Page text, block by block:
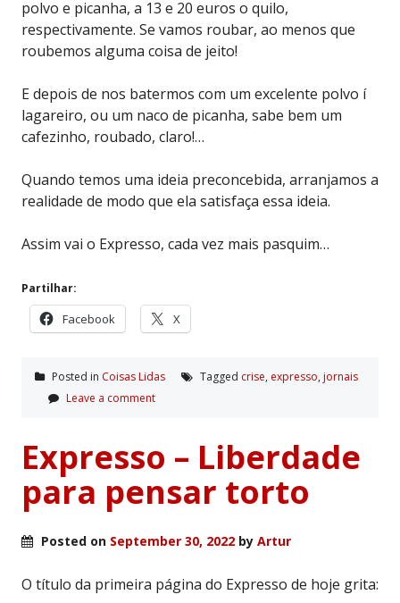
polvo e picanha, a 13 e 20 euros o quilo,
respectivamente. Se vamos roubar, ao menos que
roubemos alguma coisa de jeito!
E depois de nos batermos com um excelente polvo í
lagareiro, ou um naco de picanha, sabe bem um
cafezinho, roubado, claro!…
Quando temos uma ideia preconcebida, arranjamos a
realidade de modo que ela satisfaça essa ideia.
Assim vai o Expresso, cada vez mais pasquim…
Partilhar:
Facebook X
Posted in Coisas Lidas Tagged crise, expresso, jornais
Leave a comment
Expresso – Liberdade
para pensar torto
Posted on September 30, 2022 by Artur
O título da primeira página do Expresso de hoje grita: